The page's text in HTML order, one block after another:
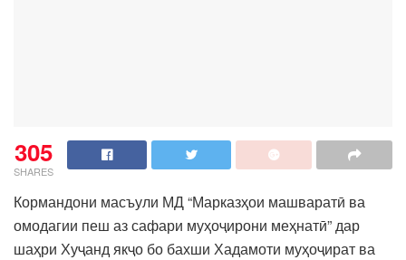
305
SHARES
Кормандони масъули МД “Марказҳои машваратӣ ва
омодагии пеш аз сафари муҳоҷирони меҳнатӣ” дар
шаҳри Хуҷанд якҷо бо бахши Хадамоти муҳоҷират ва